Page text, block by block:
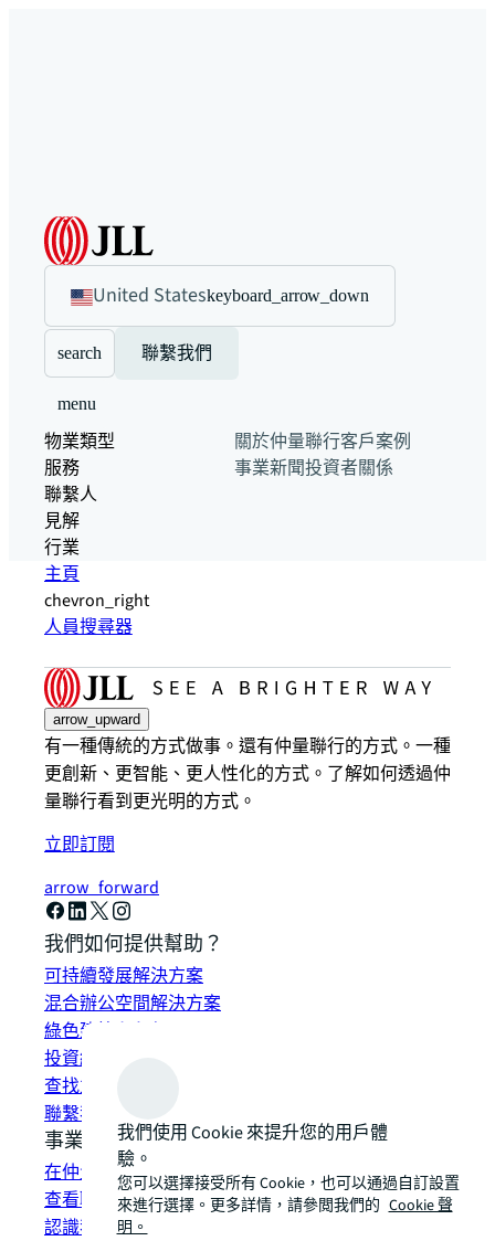
United Stateskeyboard_arrow_down
search 聯繫我們
menu
物業類型
服務
聯繫人
見解
行業
關於仲量聯行客戶案例
事業新聞投資者關係
主頁
chevron_right
人員搜尋器
arrow_upward
有一種傳統的方式做事。還有仲量聯行的方式。一種
更創新、更智能、更人性化的方式。了解如何透過仲
量聯行看到更光明的方式。
立即訂閱
arrow_forward
我們如何提供幫助？
可持續發展解決方案
混合辦公空間解決方案
綠色建築和租賃
投資組合管理
查找並租賃空間
聯繫我們
事業
在仲量聯行工作
查看職位空缺
認識我們的員工
我們使用 Cookie 來提升您的用戶體
驗。
您可以選擇接受所有 Cookie，也可以通過自訂設置
來進行選擇。更多詳情，請參閲我們的 Cookie 聲
明。